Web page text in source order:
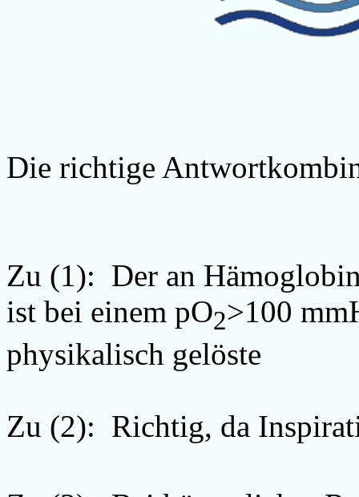
Die richtige
Zu (1): Der an
ist bei einem pO2>100
physikalisch gelöste
Zu (2): Richtig, da